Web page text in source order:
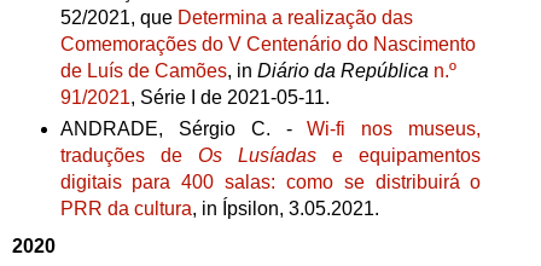
52/2021, que Determina a realização das
Comemorações do V Centenário do Nascimento
de Luís de Camões, in Diário da República n.º
91/2021, Série I de 2021-05-11.
ANDRADE, Sérgio C. -Wi-fi nos museus,
traduções de Os Lusíadas e equipamentos
digitais para 400 salas: como se distribuirá o
PRR da cultura, in Ípsilon, 3.05.2021.
2020